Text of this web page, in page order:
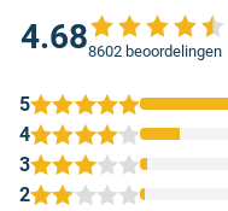
4.688602 beoordelingen
2
3
4
5